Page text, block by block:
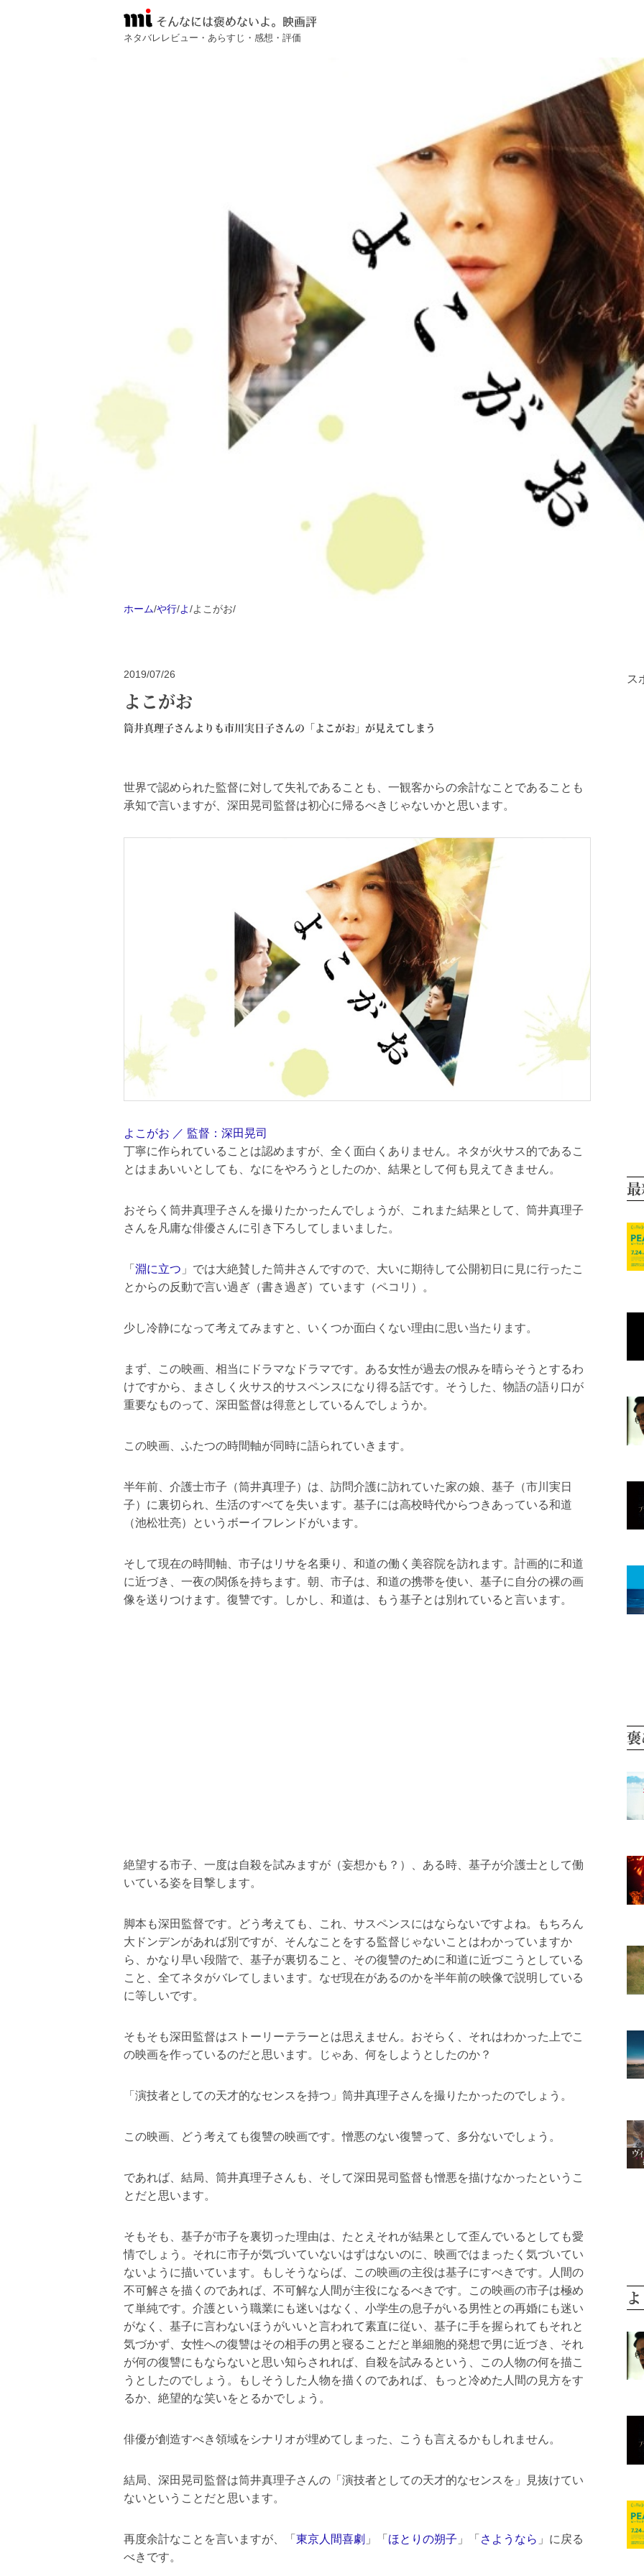
そんなには褒めないよ。映画評
ネタバレレビュー・あらすじ・感想・評価
ホーム/や行/よ/よこがお/
2019/07/26
よこがお
筒井真理子さんよりも市川実日子さんの「よこがお」が見えてしまう
世界で認められた監督に対して失礼であることも、一観客からの余計なことであることも
承知で言いますが、深田晃司監督は初心に帰るべきじゃないかと思います。
よこがお ／ 監督：深田晃司
丁寧に作られていることは認めますが、全く面白くありません。ネタが火サス的であるこ
とはまあいいとしても、なにをやろうとしたのか、結果として何も見えてきません。
おそらく筒井真理子さんを撮りたかったんでしょうが、これまた結果として、筒井真理子
さんを凡庸な俳優さんに引き下ろしてしまいました。
「 淵に立つ 」では大絶賛した筒井さんですので、大いに期待して公開初日に見に行ったこ
とからの反動で言い過ぎ（書き過ぎ）ています（ペコリ）。
少し冷静になって考えてみますと、いくつか面白くない理由に思い当たります。
まず、この映画、相当にドラマなドラマです。ある女性が過去の恨みを晴らそうとするわ
けですから、まさしく火サス的サスペンスになり得る話です。そうした、物語の語り口が
重要なものって、深田監督は得意としているんでしょうか。
この映画、ふたつの時間軸が同時に語られていきます。
半年前、介護士市子（筒井真理子）は、訪問介護に訪れていた家の娘、基子（市川実日
子）に裏切られ、生活のすべてを失います。基子には高校時代からつきあっている和道
（池松壮亮）というボーイフレンドがいます。
そして現在の時間軸、市子はリサを名乗り、和道の働く美容院を訪れます。計画的に和道
に近づき、一夜の関係を持ちます。朝、市子は、和道の携帯を使い、基子に自分の裸の画
像を送りつけます。復讐です。しかし、和道は、もう基子とは別れていると言います。
絶望する市子、一度は自殺を試みますが（妄想かも？）、ある時、基子が介護士として働
いている姿を目撃します。
脚本も深田監督です。どう考えても、これ、サスペンスにはならないですよね。もちろん
大ドンデンがあれば別ですが、そんなことをする監督じゃないことはわかっていますか
ら、かなり早い段階で、基子が裏切ること、その復讐のために和道に近づこうとしている
こと、全てネタがバレてしまいます。なぜ現在があるのかを半年前の映像で説明している
に等しいです。
そもそも深田監督はストーリーテラーとは思えません。おそらく、それはわかった上でこ
の映画を作っているのだと思います。じゃあ、何をしようとしたのか？
「演技者としての天才的なセンスを持つ」筒井真理子さんを撮りたかったのでしょう。
この映画、どう考えても復讐の映画です。憎悪のない復讐って、多分ないでしょう。
であれば、結局、筒井真理子さんも、そして深田晃司監督も憎悪を描けなかったというこ
とだと思います。
そもそも、基子が市子を裏切った理由は、たとえそれが結果として歪んでいるとしても愛
情でしょう。それに市子が気づいていないはずはないのに、映画ではまったく気づいてい
ないように描いています。もしそうならば、この映画の主役は基子にすべきです。人間の
不可解さを描くのであれば、不可解な人間が主役になるべきです。この映画の市子は極め
て単純です。介護という職業にも迷いはなく、小学生の息子がいる男性との再婚にも迷い
がなく、基子に言わないほうがいいと言われて素直に従い、基子に手を握られてもそれと
気づかず、女性への復讐はその相手の男と寝ることだと単細胞的発想で男に近づき、それ
が何の復讐にもならないと思い知らされれば、自殺を試みるという、この人物の何を描こ
うとしたのでしょう。もしそうした人物を描くのであれば、もっと冷めた人間の見方をす
るか、絶望的な笑いをとるかでしょう。
俳優が創造すべき領域をシナリオが埋めてしまった、こうも言えるかもしれません。
結局、深田晃司監督は筒井真理子さんの「演技者としての天才的なセンスを」見抜けてい
ないということだと思います。
再度余計なことを言いますが、「 東京人間喜劇 」「 ほとりの朔子 」「 さようなら 」に戻る
べきです。
ス